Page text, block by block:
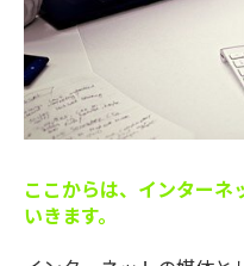
ここからは、インターネ
いきます。